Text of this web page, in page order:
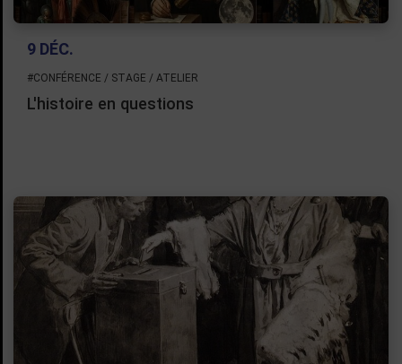
9 DÉC.
#CONFÉRENCE / STAGE / ATELIER
L'histoire en questions